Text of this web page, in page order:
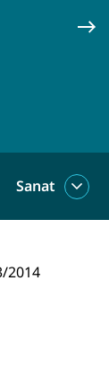
Sanat
Sanat
2014